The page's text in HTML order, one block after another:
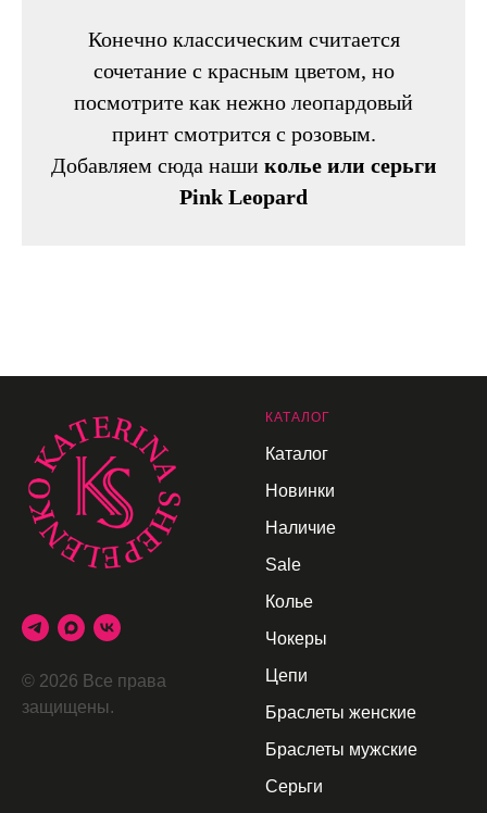
Конечно классическим считается
сочетание с красным цветом, но
посмотрите как нежно леопардовый
принт смотрится с розовым.
Добавляем сюда наши колье или серьги
Pink Leopard
© 2026 Все права
защищены.
КАТАЛОГ
Каталог
Новинки
Наличие
Sale
Колье
Чокеры
Цепи
Браслеты женские
Браслеты мужские
Серьги